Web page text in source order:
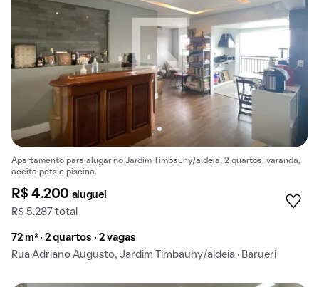
Apartamento para alugar no Jardim Timbauhy/aldeia, 2 quartos, varanda,
aceita pets e piscina.
R$ 4.200 aluguel
R$ 5.287 total
72 m² · 2 quartos · 2 vagas
Rua Adriano Augusto, Jardim Timbauhy/aldeia · Barueri